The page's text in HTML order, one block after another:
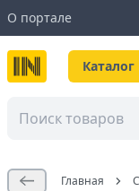
О портале
Каталог
Главная